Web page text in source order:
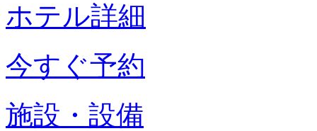
ホテル詳細
今すぐ予約
施設・設備